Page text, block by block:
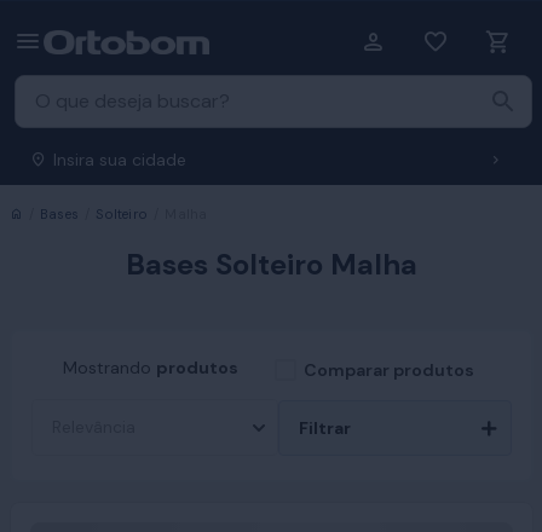
Insira sua cidade
Início
Bases Solteiro
Bases Solteiro Malha
Mostrando produtos Comparar produtos
Filtrar